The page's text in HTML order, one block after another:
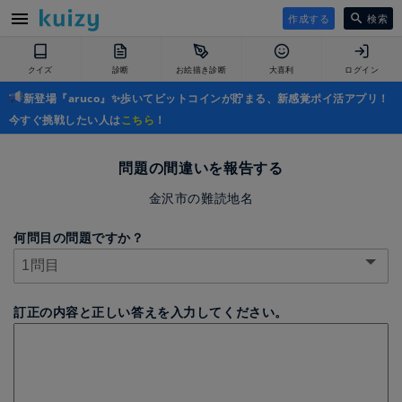
作成する 検索
クイズ 診断 お絵描き診断 大喜利 ログイン
新登場『aruco』✨歩いてビットコインが貯まる、新感覚ポイ活アプリ！
今すぐ挑戦したい人はこちら ！
問題の間違いを報告する
金沢市の難読地名
何問目の問題ですか？
訂正の内容と正しい答えを入力してください。